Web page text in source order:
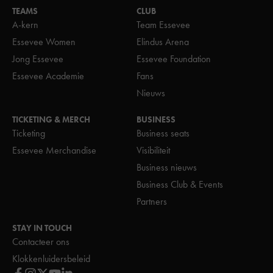
TEAMS
A-kern
Essevee Women
Jong Essevee
Essevee Academie
CLUB
Team Essevee
Elindus Arena
Essevee Foundation
Fans
Nieuws
TICKETING & MERCH
Ticketing
Essevee Merchandise
BUSINESS
Business seats
Visibiliteit
Business nieuws
Business Club & Events
Partners
STAY IN TOUCH
Contacteer ons
Klokkenluidersbeleid